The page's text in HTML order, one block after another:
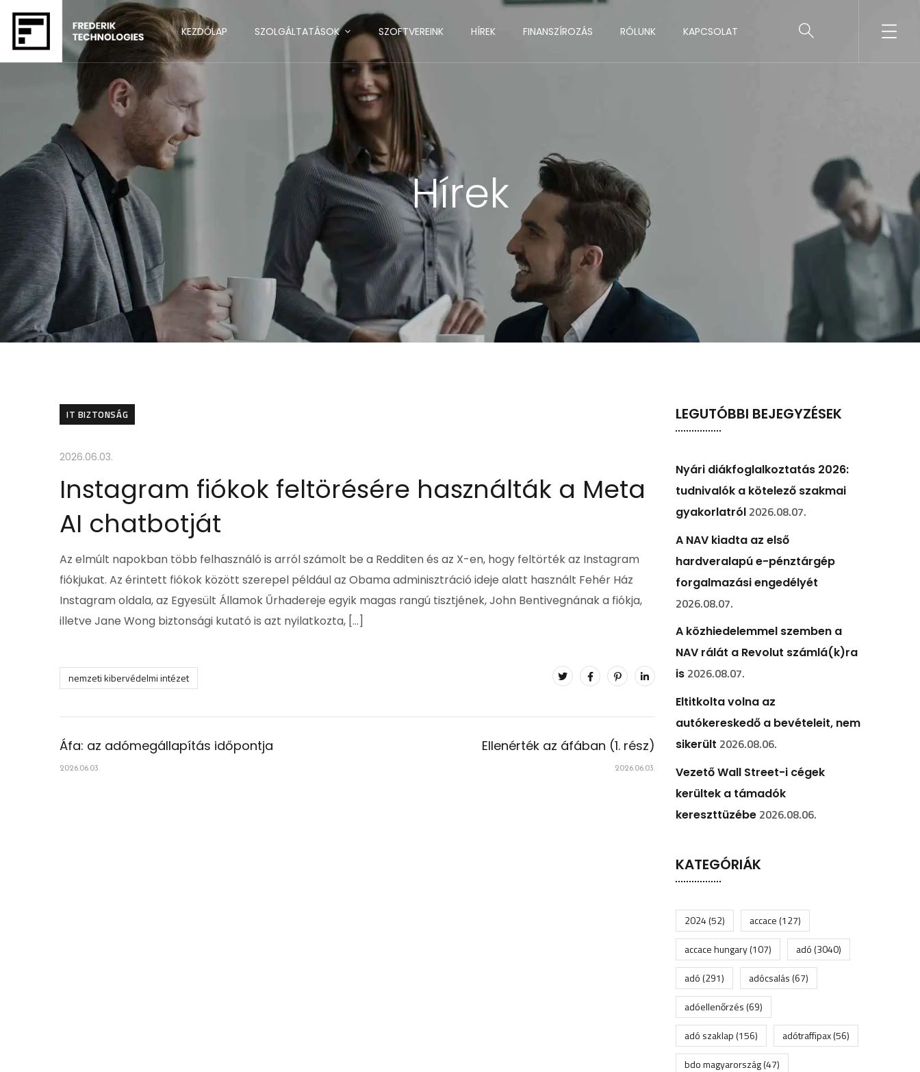
KEZDŐLAP SZOLGÁLTATÁSOK SZOFTVEREINK HÍREK FINANSZÍROZÁS RÓLUNK KAPCSOLAT
Hírek
IT BIZTONSÁG
2026.06.03.
Instagram fiókok feltörésére használták a Meta
AI chatbotját
Az elmúlt napokban több felhasználó is arról számolt be a Redditen és az X-en, hogy feltörték az Instagram
fiókjukat. Az érintett fiókok között szerepel például az Obama adminisztráció ideje alatt használt Fehér Ház
Instagram oldala, az Egyesült Államok Űrhadereje egyik magas rangú tisztjének, John Bentivegnának a fiókja,
illetve Jane Wong biztonsági kutató is azt nyilatkozta, […]
nemzeti kibervédelmi intézet
Áfa: az adómegállapítás időpontja ​
2026.06.03.
Ellenérték az áfában (1. rész)
2026.06.03.
LEGUTÓBBI BEJEGYZÉSEK
Nyári diákfoglalkoztatás 2026:
tudnivalók a kötelező szakmai
gyakorlatról 2026.08.07.
A NAV kiadta az első
hardveralapú e-pénztárgép
forgalmazási engedélyét
2026.08.07.
A közhiedelemmel szemben a
NAV rálát a Revolut számlá(k)ra
is 2026.08.07.
Eltitkolta volna az
autókereskedő a bevételeit, nem
sikerült 2026.08.06.
Vezető Wall Street-i cégek
kerültek a támadók
kereszttüzébe 2026.08.06.
KATEGÓRIÁK
2024(52) accace(127)
accace hungary(107) adó(3040)
adó(291) adócsalás(67)
adóellenőrzés(69)
adó szaklap(156) adótraffipax(56)
bdo magyarország(47)